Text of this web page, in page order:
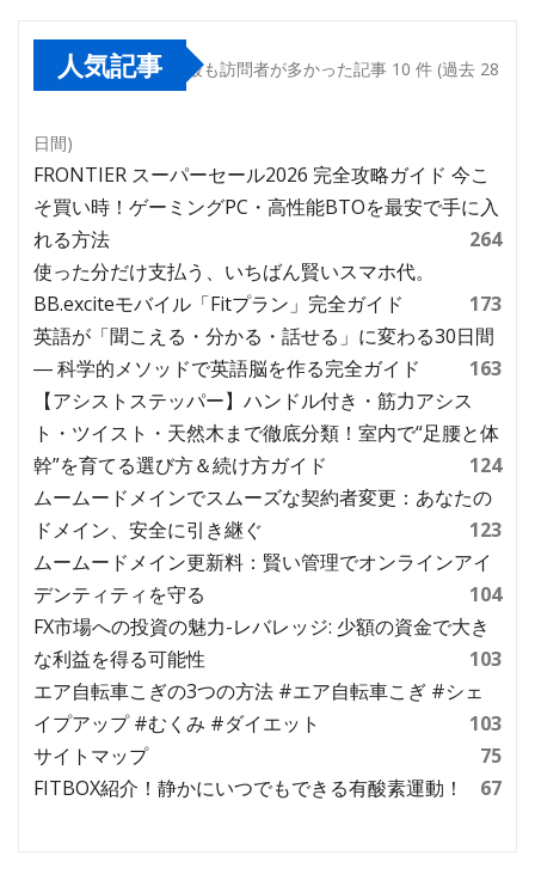
人気記事 最も訪問者が多かった記事 10 件 (過去 28
日間)
FRONTIER スーパーセール2026 完全攻略ガイド 今こ
そ買い時！ゲーミングPC・高性能BTOを最安で手に入
れる方法
264
使った分だけ支払う、いちばん賢いスマホ代。
BB.exciteモバイル「Fitプラン」完全ガイド
173
英語が「聞こえる・分かる・話せる」に変わる30日間
― 科学的メソッドで英語脳を作る完全ガイド
163
【アシストステッパー】ハンドル付き・筋力アシス
ト・ツイスト・天然木まで徹底分類！室内で“足腰と体
幹”を育てる選び方＆続け方ガイド
124
ムームードメインでスムーズな契約者変更：あなたの
ドメイン、安全に引き継ぐ
123
ムームードメイン更新料：賢い管理でオンラインアイ
デンティティを守る
104
FX市場への投資の魅力-レバレッジ: 少額の資金で大き
な利益を得る可能性
103
エア自転車こぎの3つの方法 #エア自転車こぎ #シェ
イプアップ #むくみ #ダイエット
103
サイトマップ
75
FITBOX紹介！静かにいつでもできる有酸素運動！
67